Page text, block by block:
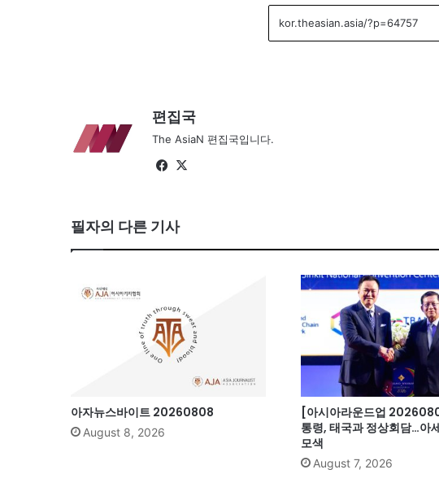
편집국
The AsiaN 편집국입니다.
Fa
ok
필자의 다른 기사
아자뉴스바이트 20260808
August 8, 2026
[아시아라운드업
통령, 태국과 정상회담…아
모색
August 7, 2026